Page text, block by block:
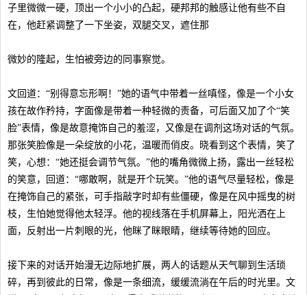
子里微微一硬，顶出一个小小的凸起，硬邦邦的触感让他有些不自
在，他赶紧调整了一下坐姿，双腿交叉，遮住那
微妙的隆起，生怕被旁边的同事察觉。
文回道：“别得意忘形啊！”她的语气中带着一丝嗔怪，像是一个小女
孩在故作矜持，字面像是带着一种轻微的责备，可后面又加了个“笑
脸”表情，像是故意掩饰自己的羞涩，又像是在调剂这场对话的气氛。
那张笑脸像是一朵绽放的小花，温暖而俏皮。晓看到这个表情，笑了
笑，心想：“她还挺会调节气氛。”他的嘴角微微上扬，露出一丝轻松
的笑意，回道：“哪敢啊，就是开个玩笑。”他的语气尽量轻松，像是
在掩饰自己的紧张，可手指敲字时却有些僵硬，像是在风中摇曳的树
枝，生怕她觉得他太轻浮。他的视线落在手机屏幕上，阳光洒在上
面，反射出一片刺眼的光，他眯了眯眼睛，继续等待她的回应。
接下来的对话开始漫无边际地扩展，两人的话题从天气聊到生活琐
碎，再到彼此的日常，像是一条细流，缓缓流淌在午后的时光里。文